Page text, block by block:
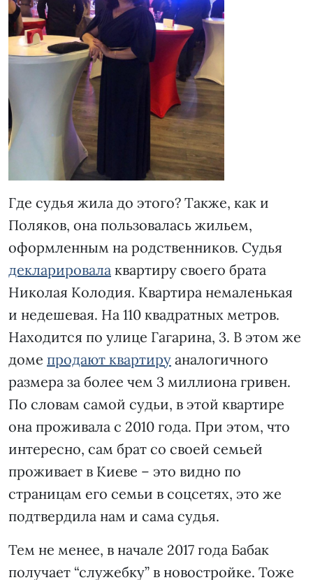
Где судья жила до этого? Также, как и
Поляков, она пользовалась жильем,
оформленным на родственников. Судья
декларировала квартиру своего брата
Николая Колодия. Квартира немаленькая
и недешевая. На 110 квадратных метров.
Находится по улице Гагарина, 3. В этом же
доме продают квартиру аналогичного
размера за более чем 3 миллиона гривен.
По словам самой судьи, в этой квартире
она проживала с 2010 года. При этом, что
интересно, сам брат со своей семьей
проживает в Киеве – это видно по
страницам его семьи в соцсетях, это же
подтвердила нам и сама судья.
Тем не менее, в начале 2017 года Бабак
получает “служебку” в новостройке. Тоже